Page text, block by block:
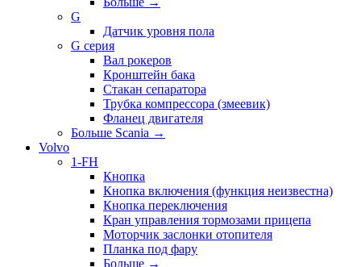
G
Датчик уровня пола
G серия
Вал рокеров
Кронштейн бака
Стакан сепаратора
Трубка компрессора (змеевик)
Фланец двигателя
Больше Scania →
Volvo
1-FH
Кнопка
Кнопка включения (функция неизвестна)
Кнопка переключения
Кран управления тормозами прицепа
Моторчик заслонки отопителя
Планка под фару
Больше →